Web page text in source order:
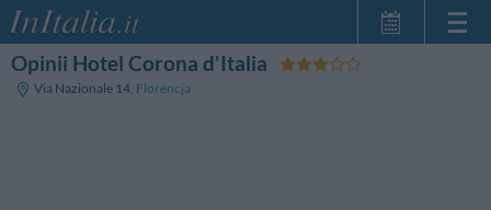
Strona główna
Opinii Hotel Corona d'Italia
Via Nazionale 14, Florencja